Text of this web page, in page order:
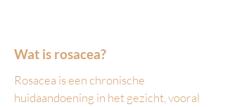
Wat is rosacea?
​Rosacea is een chronische
huidaandoening in het gezicht, vooral